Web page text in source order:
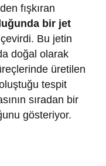
fışkıran
bir jet
çevirdi. Bu jetin
doğal olarak
üretilen
tespit
sıradan bir
gösteriyor.